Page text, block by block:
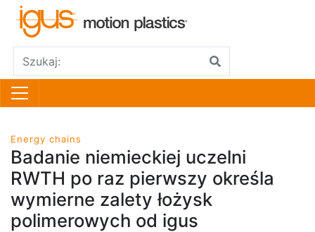
Energy chains
Badanie niemieckiej uczelni
RWTH po raz pierwszy określa
wymierne zalety łożysk
polimerowych od igus